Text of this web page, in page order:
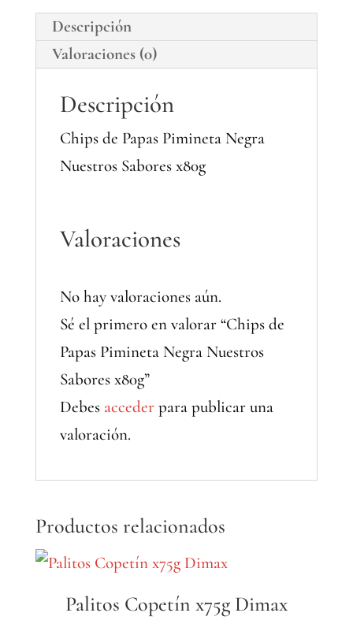
cantidad
Descripción
Valoraciones (0)
Descripción
Chips de Papas Pimineta Negra
Nuestros Sabores x80g
Valoraciones
No hay valoraciones aún.
Sé el primero en valorar “Chips de
Papas Pimineta Negra Nuestros
Sabores x80g”
Debes accederpara publicar una
valoración.
Productos relacionados
Palitos Copetín x75g Dimax